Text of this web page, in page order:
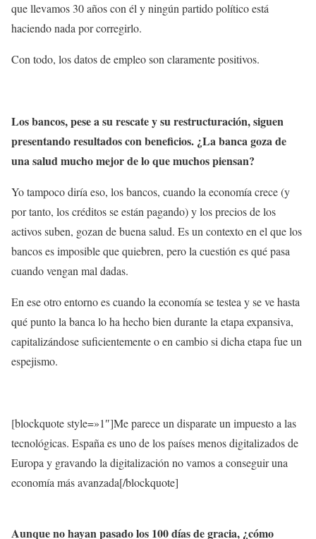
que llevamos 30 años con él y ningún partido político está
haciendo nada por corregirlo.
Con todo, los datos de empleo son claramente positivos.
Los bancos, pese a su rescate y su restructuración, siguen
presentando resultados con beneficios. ¿La banca goza de
una salud mucho mejor de lo que muchos piensan?
Yo tampoco diría eso, los bancos, cuando la economía crece (y
por tanto, los créditos se están pagando) y los precios de los
activos suben, gozan de buena salud. Es un contexto en el que los
bancos es imposible que quiebren, pero la cuestión es qué pasa
cuando vengan mal dadas.
En ese otro entorno es cuando la economía se testea y se ve hasta
qué punto la banca lo ha hecho bien durante la etapa expansiva,
capitalizándose suficientemente o en cambio si dicha etapa fue un
espejismo.
[blockquote style=»1″]Me parece un disparate un impuesto a las
tecnológicas. España es uno de los países menos digitalizados de
Europa y gravando la digitalización no vamos a conseguir una
economía más avanzada[/blockquote]
Aunque no hayan pasado los 100 días de gracia, ¿cómo